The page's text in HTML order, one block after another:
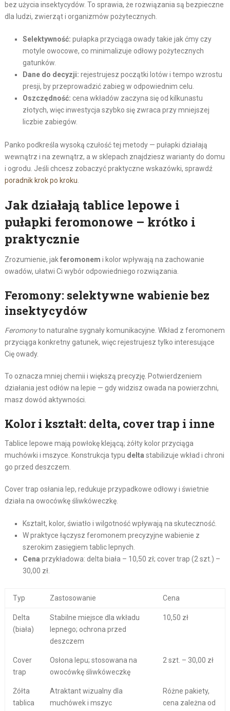
bez użycia insektycydów. To sprawia, że rozwiązania są bezpieczne
dla ludzi, zwierząt i organizmów pożytecznych.
Selektywność: pułapka przyciąga owady takie jak ćmy czy
motyle owocowe, co minimalizuje odłowy pożytecznych
gatunków.
Dane do decyzji: rejestrujesz początki lotów i tempo wzrostu
presji, by przeprowadzić zabieg w odpowiednim celu.
Oszczędność: cena wkładów zaczyna się od kilkunastu
złotych, więc inwestycja szybko się zwraca przy mniejszej
liczbie zabiegów.
Panko podkreśla wysoką czułość tej metody — pułapki działają
wewnątrz i na zewnątrz, a w sklepach znajdziesz warianty do domu
i ogrodu. Jeśli chcesz zobaczyć praktyczne wskazówki, sprawdź
poradnik krok po kroku.
Jak działają tablice lepowe i
pułapki feromonowe – krótko i
praktycznie
Zrozumienie, jakferomonem i kolor wpływają na zachowanie
owadów, ułatwi Ci wybór odpowiedniego rozwiązania.
Feromony: selektywne wabienie bez
insektycydów
Feromonyto naturalne sygnały komunikacyjne. Wkład z feromonem
przyciąga konkretny gatunek, więc rejestrujesz tylko interesujące
Cię owady.
To oznacza mniej chemii i większą precyzję. Potwierdzeniem
działania jest odłów na lepie — gdy widzisz owada na powierzchni,
masz dowód aktywności.
Kolor i kształt: delta, cover trap i inne
Tablice lepowe mają powłokę klejącą; żółty kolor przyciąga
muchówki i mszyce. Konstrukcja typu delta stabilizuje wkład i chroni
go przed deszczem.
Cover trap osłania lep, redukuje przypadkowe odłowy i świetnie
działa na owocówkę śliwkóweczkę.
Kształt, kolor, światło i wilgotność wpływają na skuteczność.
W praktyce łączysz feromonem precyzyjne wabienie z
szerokim zasięgiem tablic lepnych.
Cena przykładowa: delta biała – 10,50 zł; cover trap (2 szt.) –
30,00 zł.
Typ Zastosowanie Cena
Delta
(biała)
Stabilne miejsce dla wkładu
lepnego; ochrona przed
deszczem
10,50 zł
Cover
trap
Osłona lepu; stosowana na
owocówkę śliwkóweczkę
2 szt. – 30,00 zł
Żółta
tablica
Atraktant wizualny dla
muchówek i mszyc
Różne pakiety,
cena zależna od